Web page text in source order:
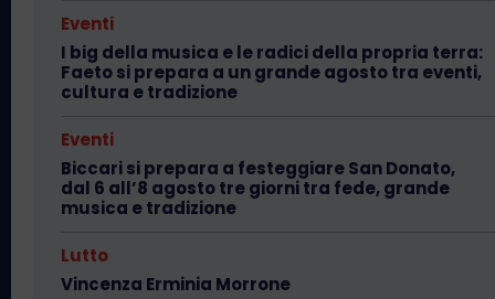
Eventi
I big della musica e le radici della propria terra:
Faeto si prepara a un grande agosto tra eventi,
cultura e tradizione
Eventi
Biccari si prepara a festeggiare San Donato,
dal 6 all’8 agosto tre giorni tra fede, grande
musica e tradizione
Lutto
Vincenza Erminia Morrone